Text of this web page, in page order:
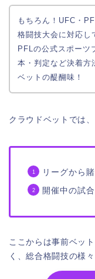
もちろん！UFC・
格闘技大会に対応し
PFLの公式スポーツ
本・判定など決着方
ベットの醍醐味！
クラウドベットでは
リーグから
開催中の試
ここからは事前ベッ
く、総合格闘技の様